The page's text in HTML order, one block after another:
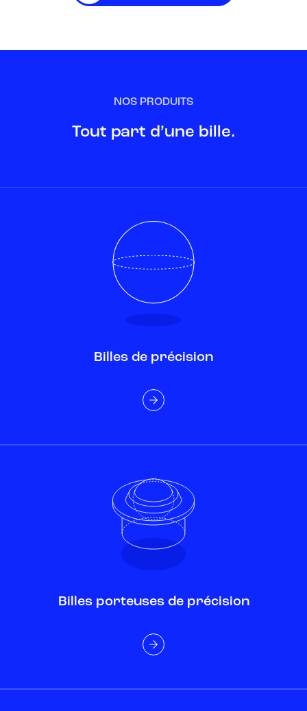
NOS PRODUITS
Tout part d’une bille.
Billes de précision
Billes porteuses de précision